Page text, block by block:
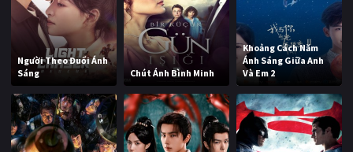
Người Theo Đuổi Ánh
Sáng
Chút Ánh Bình Minh
Khoảng Cách Năm
Ánh Sáng Giữa Anh
Và Em 2